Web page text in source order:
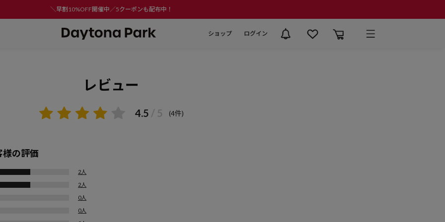
＼早割10%OFF開催中／5クーポンも配布中！
ショップ ログイン
レビュー
4.5 / 5 (4件)
様の評価
2人
2人
0人
0人